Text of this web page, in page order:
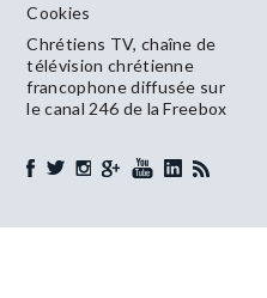
Cookies
Chrétiens TV, chaîne de
télévision chrétienne
francophone diffusée sur
le canal 246 de la Freebox